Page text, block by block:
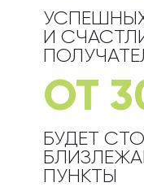
И
ОТ
БУДЕТ
ПУНКТЫ